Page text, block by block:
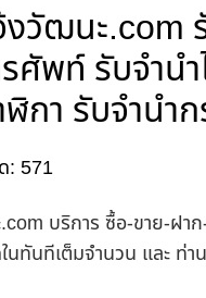
วัฒนะ.com
ศัพท์ รับจำน
กา รับจำนำ
: 571
บริการ ซื้อ-ขาย-ฝาก
นทันทีเต็มจำนวน และ ท่